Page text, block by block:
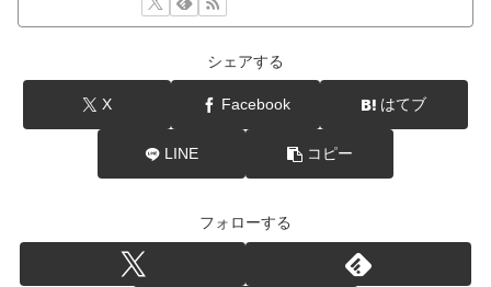
シェアする
X Facebook はてブ
LINE コピー
フォローする